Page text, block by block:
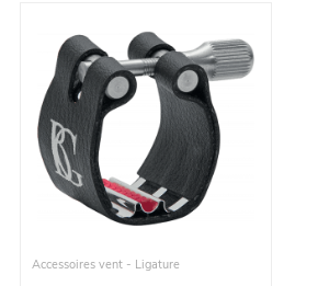
Accessoires vent - Ligature